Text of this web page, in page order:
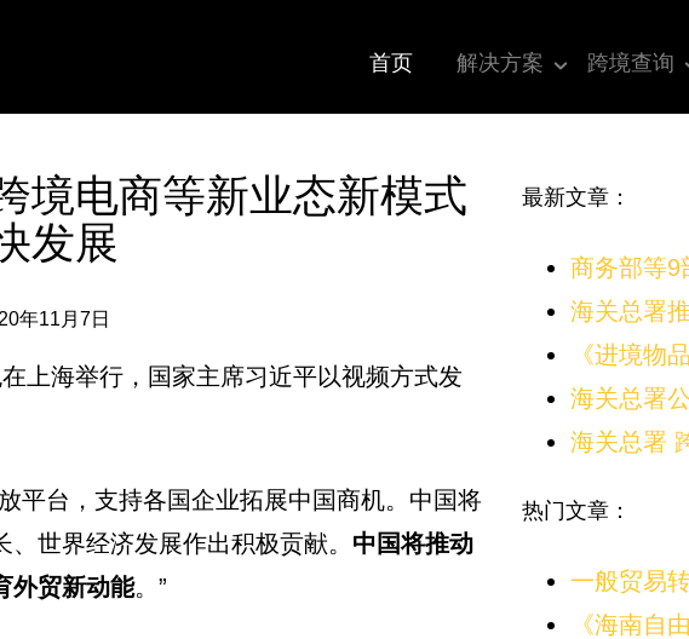
首页 解决方案 跨境查询
境电商等新业态新模式
发展
年11月7日
上海举行，国家主席习近平以视频方式发
平台，支持各国企业拓展中国商机。中国将
世界经济发展作出积极贡献。 中国将推动
外贸新动能。”
最新文章：
商务部等9
海关总署
《进境物
海关总署
海关总署
热门文章：
一般贸易
《海南自